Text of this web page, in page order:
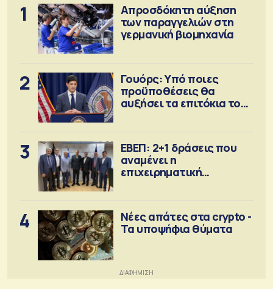
1
Απροσδόκητη αύξηση
των παραγγελιών στη
γερμανική βιομηχανία
2
Γουόρς: Υπό ποιες
προϋποθέσεις θα
αυξήσει τα επιτόκια τον
3
ΕΒΕΠ: 2+1 δράσεις που
αναμένει η
επιχειρηματική
4
Νέες απάτες στα crypto -
Τα υποψήφια θύματα